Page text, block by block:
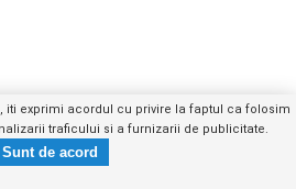
Trimite mesaj privat
iti exprimi acordul cu privire la faptul ca folosim
traficului si a furnizarii de publicitate.